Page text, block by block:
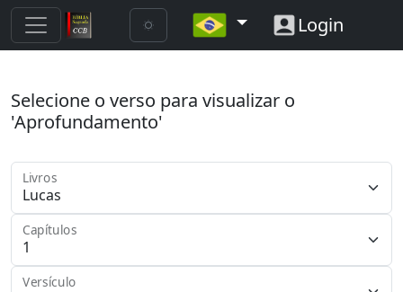
Login
Selecione o verso para visualizar o
'Aprofundamento'
Livros
Capítulos
Versículo